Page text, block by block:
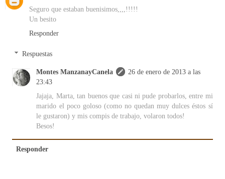
Seguro que estaban buenisimos,,,,!!!!!
Un besito
Responder
Respuestas
Montes ManzanayCanela
26 de enero de 2013 a las
23:43
Jajaja, Marta, tan buenos que casi ni pude probarlos, entre mi
marido el poco goloso (como no quedan muy dulces éstos sí
le gustaron) y mis compis de trabajo, volaron todos!
Besos!
Responder